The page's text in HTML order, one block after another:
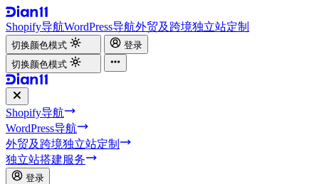
Shopify导航WordPress导航外贸及跨境独立站定制
切换颜色模式
登录
切换颜色模式
Shopify导航
WordPress导航
外贸及跨境独立站定制
独立站搭建服务
登录